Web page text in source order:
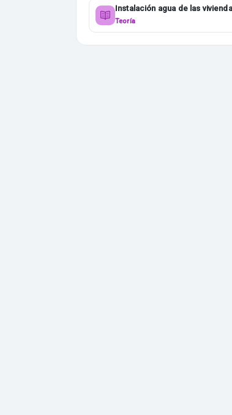
Instalación agua de las
Teoría